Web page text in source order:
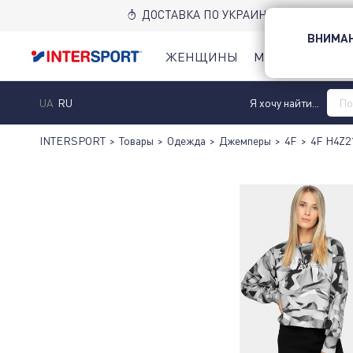
ДОСТАВКА ПО УКРАИНЕ НОВОЙ
ЖЕНЩИНЫ МУЖЧИНЫ
UA RU Я хочу найти...
INTERSPORT > Товары > Одежда > Джемперы > 4F > 4F